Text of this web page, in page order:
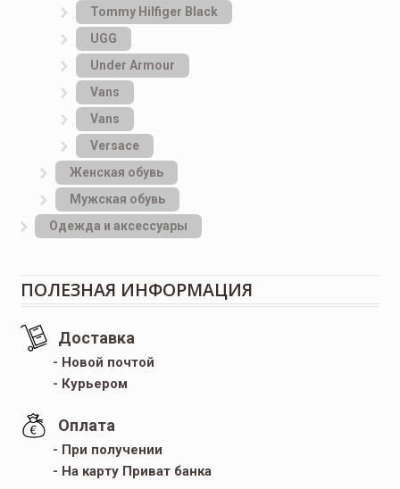
Tommy Hilfiger Black
UGG
Under Armour
Vans
Vans
Versace
Женская обувь
Мужская обувь
Одежда и аксессуары
ПОЛЕЗНАЯ ИНФОРМАЦИЯ
Доставка
- Новой почтой
- Курьером
Оплата
- При получении
- На карту Приват банка